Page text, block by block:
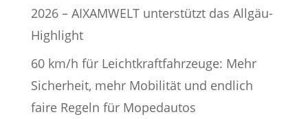
2026 – AIXAMWELT unterstützt das Allgäu-
Highlight
60 km/h für Leichtkraftfahrzeuge: Mehr
Sicherheit, mehr Mobilität und endlich
faire Regeln für Mopedautos